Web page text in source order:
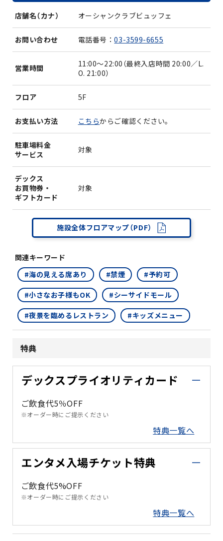
店舗名（カナ） オーシャンクラブビュッフェ
お問い合わせ 電話番号：03-3599-6655
営業時間
11:00～22:00（最終入店時間 20:00／L.
O. 21:00）
フロア 5F
お支払い方法 こちらからご確認ください。
駐車場料金
サービス
対象
デックス
お買物券・
ギフトカード
対象
施設全体フロアマップ（PDF）
関連キーワード
#海の見える席あり
#禁煙 #予約可
#小さなお子様もOK #シーサイドモール
#夜景を臨めるレストラン #キッズメニュー
特典
デックスプライオリティカード
ご飲食代5％OFF
※オーダー時にご提示ください
特典一覧へ
エンタメ入場チケット特典
ご飲食代5%OFF
※オーダー時にご提示ください
特典一覧へ